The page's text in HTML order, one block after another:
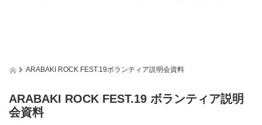
ア説明会資料
ARABAKI ROCK FEST.19ボランティア説明会資料
ARABAKI ROCK FEST.19 ボランティア説明
会資料